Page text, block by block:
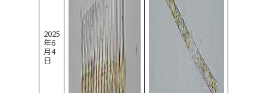
2025
年6
月4
日